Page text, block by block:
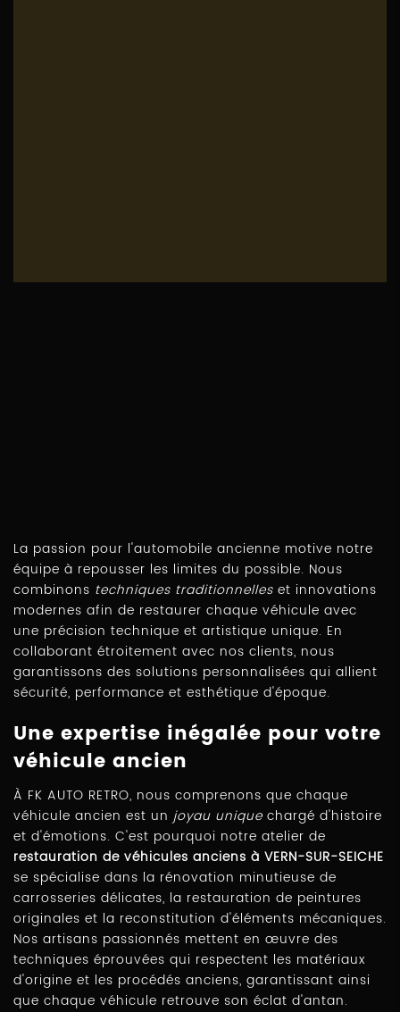
La passion pour l'automobile ancienne motive notre
équipe à repousser les limites du possible. Nous
combinons techniques traditionnelles et innovations
modernes afin de restaurer chaque véhicule avec
une précision technique et artistique unique. En
collaborant étroitement avec nos clients, nous
garantissons des solutions personnalisées qui allient
sécurité, performance et esthétique d'époque.
Une expertise inégalée pour votre
véhicule ancien
À FK AUTO RETRO, nous comprenons que chaque
véhicule ancien est un joyau unique chargé d'histoire
et d'émotions. C'est pourquoi notre atelier de
restauration de véhicules anciens à VERN-SUR-SEICHE
se spécialise dans la rénovation minutieuse de
carrosseries délicates, la restauration de peintures
originales et la reconstitution d'éléments mécaniques.
Nos artisans passionnés mettent en œuvre des
techniques éprouvées qui respectent les matériaux
d'origine et les procédés anciens, garantissant ainsi
que chaque véhicule retrouve son éclat d'antan.